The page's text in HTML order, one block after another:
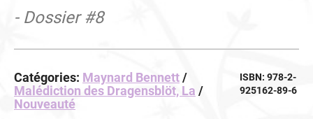
- Dossier #8
Catégories: Maynard Bennett/
Malédiction des Dragensblöt, La /
Nouveauté
ISBN: 978-2-
925162-89-6